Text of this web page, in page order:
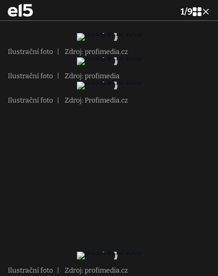
1/9
Ilustrační foto Zdroj: profimedia.cz
Ilustrační foto Zdroj: profimedia
Ilustrační foto Zdroj: Profimedia.cz
Ilustrační foto Zdroj: profimedia.cz